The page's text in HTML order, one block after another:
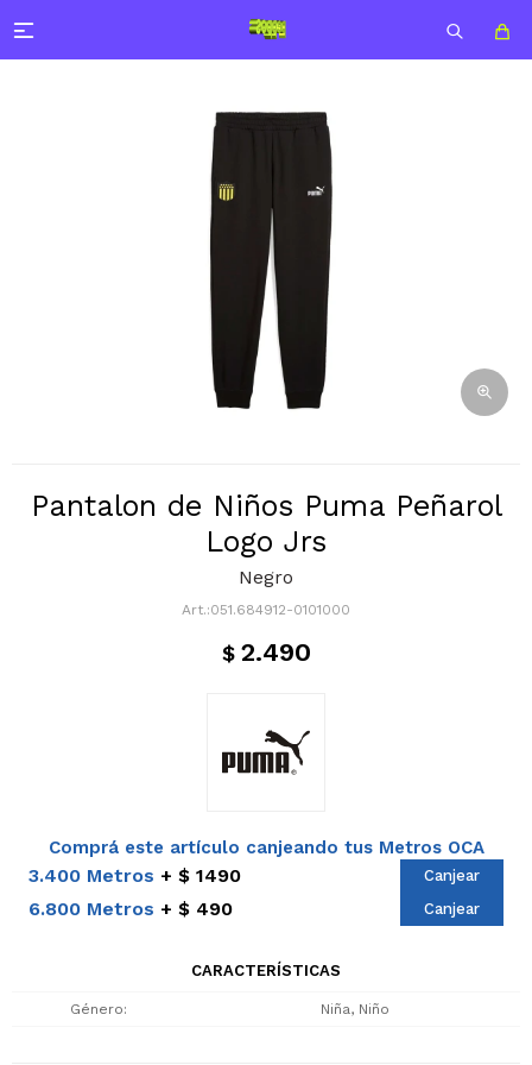

Pantalon de Niños Puma Peñarol
Logo Jrs
Negro
051.684912-0101000
$ 2.490
Comprá este artículo canjeando tus Metros OCA
3.400 Metros $ 1490 Canjear
6.800 Metros $ 490 Canjear
CARACTERÍSTICAS
Género Niña, Niño